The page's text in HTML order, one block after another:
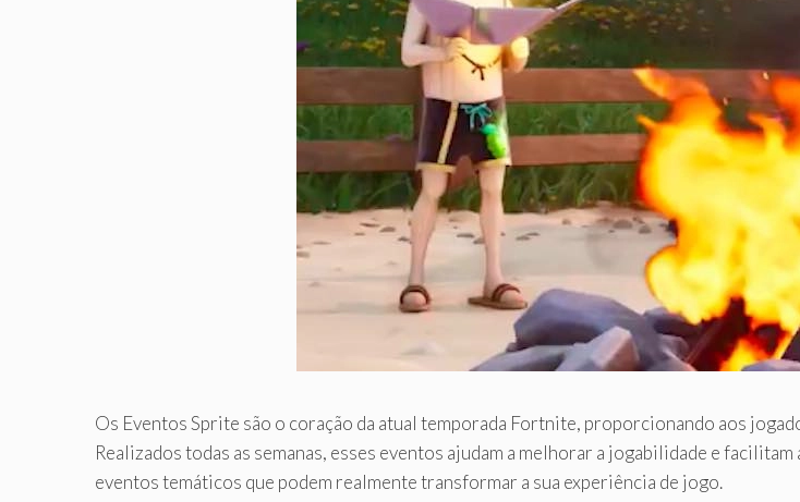
Os Eventos Sprite são o coração da atual temporada Fortnite, proporcionando aos
Realizados todas as semanas, esses eventos ajudam a melhorar a jogabilidade e
eventos temáticos que podem realmente transformar a sua experiência de jogo.